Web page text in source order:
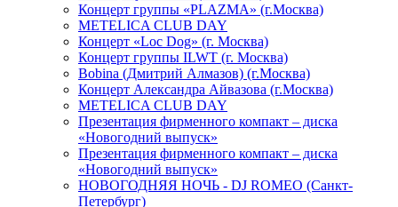
Концерт группы «PLAZMA» (г.Москва)
METELICA CLUB DAY
Концерт «Loc Dog» (г. Москва)
Концерт группы ILWT (г. Москва)
Bobina (Дмитрий Алмазов) (г.Москва)
Концерт Александра Айвазова (г.Москва)
METELICA CLUB DAY
Презентация фирменного компакт – диска
«Новогодний выпуск»
Презентация фирменного компакт – диска
«Новогодний выпуск»
НОВОГОДНЯЯ НОЧЬ - DJ ROMEO (Санкт-
Петербург)